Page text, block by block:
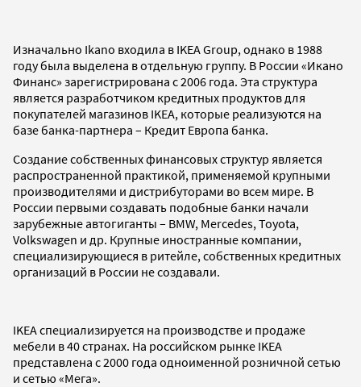
Изначально Ikano входила в IKEA Group, однако в 1988
году была выделена в отдельную группу. В России «Икано
Финанс» зарегистрирована с 2006 года. Эта структура
является разработчиком кредитных продуктов для
покупателей магазинов IKEA, которые реализуются на
базе банка-партнера – Кредит Европа банка.
Создание собственных финансовых структур является
распространенной практикой, применяемой крупными
производителями и дистрибуторами во всем мире. В
России первыми создавать подобные банки начали
зарубежные автогиганты – BMW, Mercedes, Toyota,
Volkswagen и др. Крупные иностранные компании,
специализирующиеся в ритейле, собственных кредитных
организаций в России не создавали.
IKEA специализируется на производстве и продаже
мебели в 40 странах. На российском рынке IKEA
представлена с 2000 года одноименной розничной сетью
и сетью «Мега».